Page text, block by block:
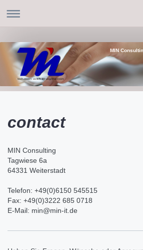
MIN
contact
MIN Consulting
Tagwiese 6a
64331 Weiterstadt
Telefon: +49(0)6150 545515
Fax: +49(0)3222 685 0718
E-Mail: min@min-it.de